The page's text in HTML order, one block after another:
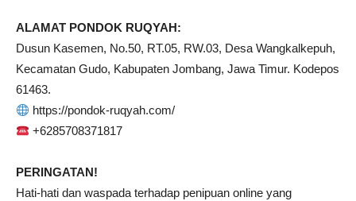
ALAMAT PONDOK RUQYAH:
Dusun Kasemen, No.50, RT.05, RW.03, Desa Wangkalkepuh,
Kecamatan Gudo, Kabupaten Jombang, Jawa Timur. Kodepos
61463.
https://pondok-ruqyah.com/
+6285708371817
PERINGATAN!
Hati-hati dan waspada terhadap penipuan online yang